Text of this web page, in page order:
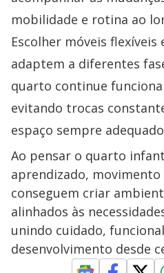
mobilidade e rotina ao
Escolher móveis flexíveis
adaptem a diferentes
quarto continue
evitando trocas
espaço sempre
Ao pensar o quarto
aprendizado,
conseguem criar
alinhados às
unindo cuidado,
desenvolvimento desde